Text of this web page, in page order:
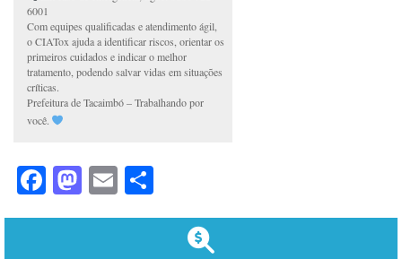
6001
Com equipes qualificadas e atendimento ágil,
o CIATox ajuda a identificar riscos, orientar os
primeiros cuidados e indicar o melhor
tratamento, podendo salvar vidas em situações
críticas.
Prefeitura de Tacaimbó – Trabalhando por
você.
Facebook
Mastodon
Email